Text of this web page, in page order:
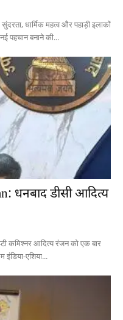
धार्मिक महत्व और पहाड़ी इलाकों
पहचान बनाने की...
धनबाद डीसी आदित्य
कमिश्नर आदित्य रंजन को एक बार
इंडिया-एशिया...